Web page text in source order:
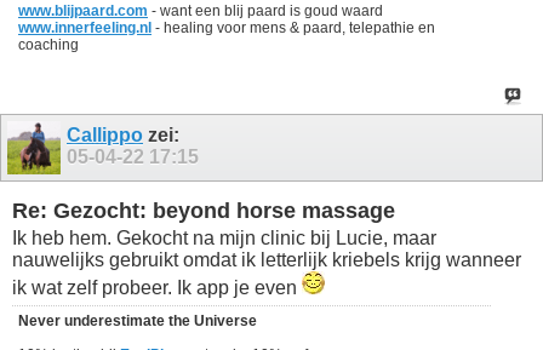
www.blijpaard.com - want een blij paard is goud waard
www.innerfeeling.nl - healing voor mens & paard, telepathie en
coaching
Callippo zei:
05-04-22 17:15
Re: Gezocht: beyond horse massage
Ik heb hem. Gekocht na mijn clinic bij Lucie, maar
nauwelijks gebruikt omdat ik letterlijk kriebels krijg wanneer
ik wat zelf probeer. Ik app je even
Never underestimate the Universe